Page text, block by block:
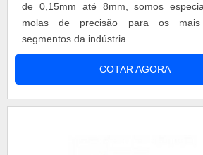
de 0,15mm até 8mm, somos
molas de precisão para os mais
segmentos da indústria.
COTAR AGORA